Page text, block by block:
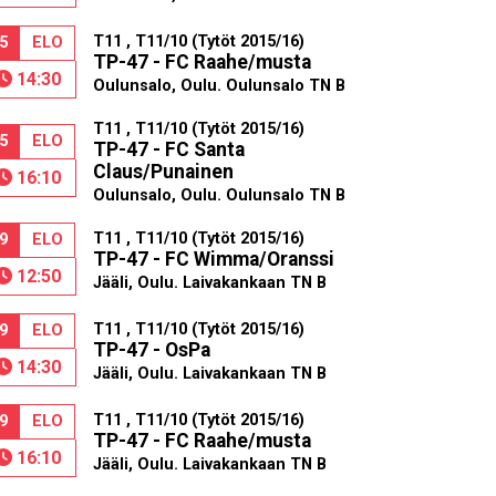
ELO
14:30
T11 , T11/10 (Tytöt 2015/16)
TP-47 - FC Raahe/musta
Oulunsalo, Oulu. Oulunsalo TN B
ELO
16:10
T11 , T11/10 (Tytöt 2015/16)
TP-47 - FC Santa
Claus/Punainen
Oulunsalo, Oulu. Oulunsalo TN B
ELO
12:50
T11 , T11/10 (Tytöt 2015/16)
TP-47 - FC Wimma/Oranssi
Jääli, Oulu. Laivakankaan TN B
ELO
14:30
T11 , T11/10 (Tytöt 2015/16)
TP-47 - OsPa
Jääli, Oulu. Laivakankaan TN B
ELO
16:10
T11 , T11/10 (Tytöt 2015/16)
TP-47 - FC Raahe/musta
Jääli, Oulu. Laivakankaan TN B